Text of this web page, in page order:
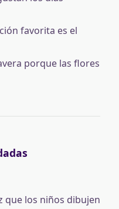
favorita es el
porque las flores
que los niños dibujen